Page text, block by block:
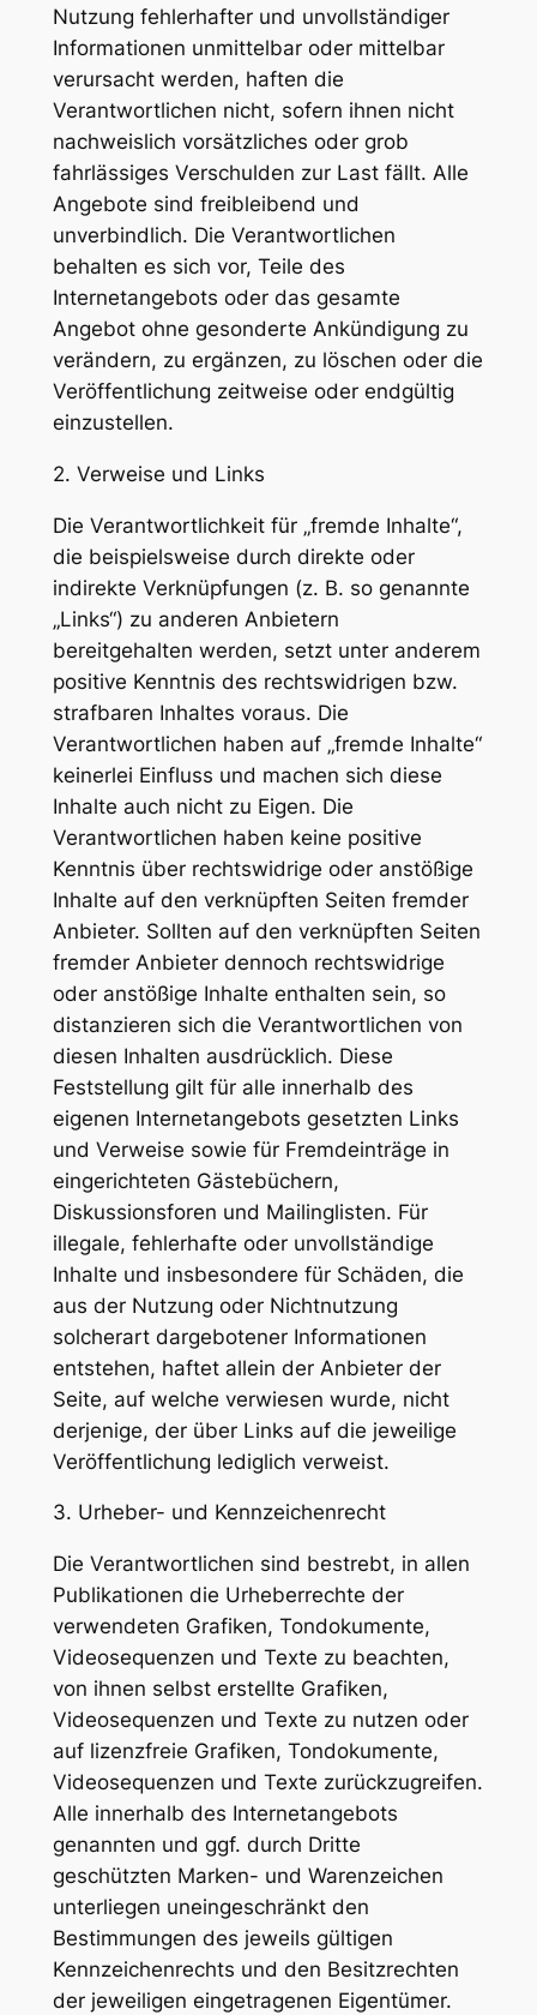
Nutzung fehlerhafter und unvollständiger
Informationen unmittelbar oder mittelbar
verursacht werden, haften die
Verantwortlichen nicht, sofern ihnen nicht
nachweislich vorsätzliches oder grob
fahrlässiges Verschulden zur Last fällt. Alle
Angebote sind freibleibend und
unverbindlich. Die Verantwortlichen
behalten es sich vor, Teile des
Internetangebots oder das gesamte
Angebot ohne gesonderte Ankündigung zu
verändern, zu ergänzen, zu löschen oder die
Veröffentlichung zeitweise oder endgültig
einzustellen.
2. Verweise und Links
Die Verantwortlichkeit für „fremde Inhalte“,
die beispielsweise durch direkte oder
indirekte Verknüpfungen (z. B. so genannte
„Links“) zu anderen Anbietern
bereitgehalten werden, setzt unter anderem
positive Kenntnis des rechtswidrigen bzw.
strafbaren Inhaltes voraus. Die
Verantwortlichen haben auf „fremde Inhalte“
keinerlei Einfluss und machen sich diese
Inhalte auch nicht zu Eigen. Die
Verantwortlichen haben keine positive
Kenntnis über rechtswidrige oder anstößige
Inhalte auf den verknüpften Seiten fremder
Anbieter. Sollten auf den verknüpften Seiten
fremder Anbieter dennoch rechtswidrige
oder anstößige Inhalte enthalten sein, so
distanzieren sich die Verantwortlichen von
diesen Inhalten ausdrücklich. Diese
Feststellung gilt für alle innerhalb des
eigenen Internetangebots gesetzten Links
und Verweise sowie für Fremdeinträge in
eingerichteten Gästebüchern,
Diskussionsforen und Mailinglisten. Für
illegale, fehlerhafte oder unvollständige
Inhalte und insbesondere für Schäden, die
aus der Nutzung oder Nichtnutzung
solcherart dargebotener Informationen
entstehen, haftet allein der Anbieter der
Seite, auf welche verwiesen wurde, nicht
derjenige, der über Links auf die jeweilige
Veröffentlichung lediglich verweist.
3. Urheber- und Kennzeichenrecht
Die Verantwortlichen sind bestrebt, in allen
Publikationen die Urheberrechte der
verwendeten Grafiken, Tondokumente,
Videosequenzen und Texte zu beachten,
von ihnen selbst erstellte Grafiken,
Videosequenzen und Texte zu nutzen oder
auf lizenzfreie Grafiken, Tondokumente,
Videosequenzen und Texte zurückzugreifen.
Alle innerhalb des Internetangebots
genannten und ggf. durch Dritte
geschützten Marken- und Warenzeichen
unterliegen uneingeschränkt den
Bestimmungen des jeweils gültigen
Kennzeichenrechts und den Besitzrechten
der jeweiligen eingetragenen Eigentümer.